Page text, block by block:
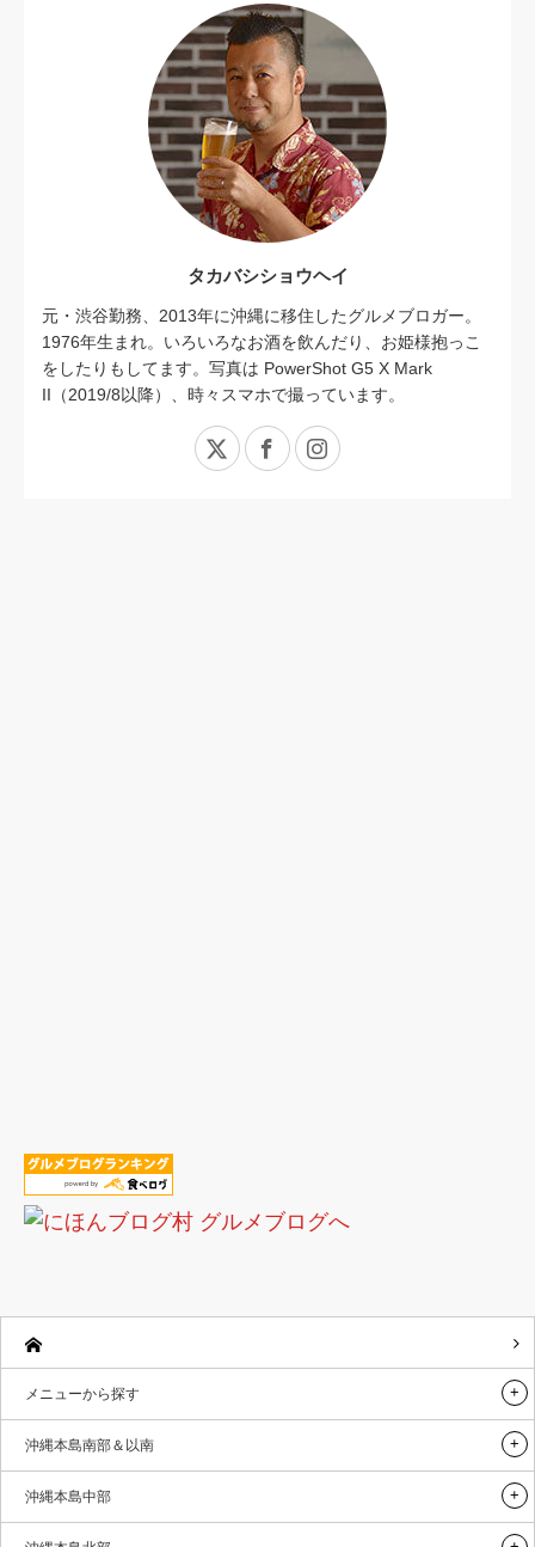
タカバシショウヘイ
元・渋谷勤務、2013年に沖縄に移住したグルメブロガー。
1976年生まれ。いろいろなお酒を飲んだり、お姫様抱っこ
をしたりもしてます。写真は PowerShot G5 X Mark
II（2019/8以降）、時々スマホで撮っています。
X FacebookInstagram
メニューから探す
沖縄本島南部＆以南
沖縄本島中部